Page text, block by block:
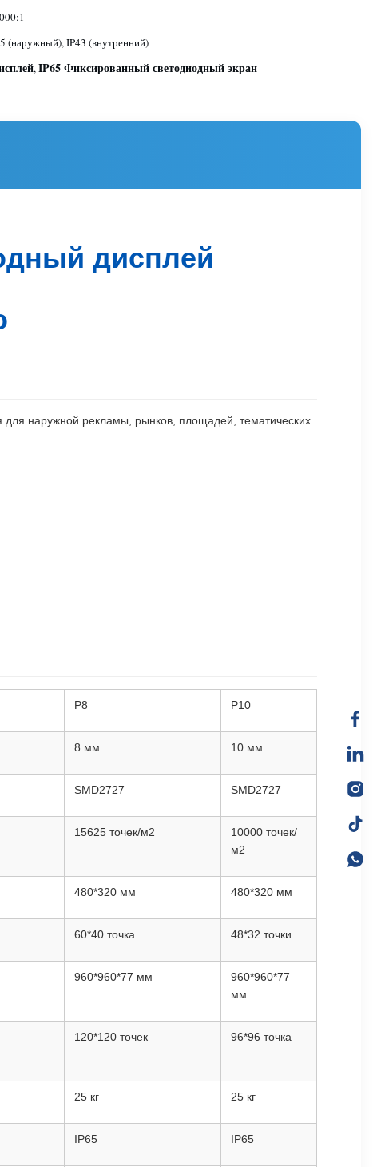
(наружный), IP43 (внутренний)
,IP65 Фиксированный светодиодный экран
дисплей
для наружной рекламы, рынков, площадей, тематических
P8 P10
8 мм 10 мм
SMD2727 SMD2727
15625 точек/м2
10000 точек/
м2
480*320 мм 480*320 мм
60*40 точка 48*32 точки
960*960*77 мм
960*960*77
мм
120*120 точек 96*96 точка
25 кг 25 кг
IP65 IP65